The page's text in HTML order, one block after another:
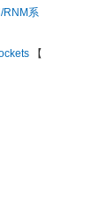
RNM系
【